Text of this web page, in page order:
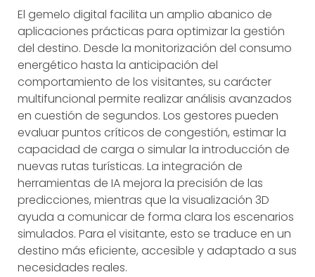
El gemelo digital facilita un amplio abanico de
aplicaciones prácticas para optimizar la gestión
del destino. Desde la monitorización del consumo
energético hasta la anticipación del
comportamiento de los visitantes, su carácter
multifuncional permite realizar análisis avanzados
en cuestión de segundos. Los gestores pueden
evaluar puntos críticos de congestión, estimar la
capacidad de carga o simular la introducción de
nuevas rutas turísticas. La integración de
herramientas de IA mejora la precisión de las
predicciones, mientras que la visualización 3D
ayuda a comunicar de forma clara los escenarios
simulados. Para el visitante, esto se traduce en un
destino más eficiente, accesible y adaptado a sus
necesidades reales.